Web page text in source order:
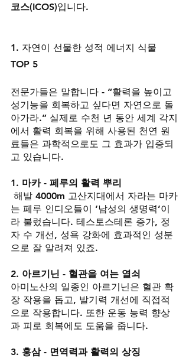
코스(ICOS)입니다.
1. 자연이 선물한 성적 에너지 식물
TOP 5
전문가들은 말합니다 - “활력을 높이고
성기능을 회복하고 싶다면 자연으로 돌
아가라.” 실제로 수천 년 동안 세계 각지
에서 활력 회복을 위해 사용된 천연 원
료들은 과학적으로도 그 효과가 입증되
고 있습니다.
1. 마카 - 페루의 활력 뿌리
는 페루 인디오들이 ‘남성의 생명력’이
라 불렀습니다. 테스토스테론 증가, 정
자 수 개선, 성욕 강화에 효과적인 성분
으로 잘 알려져 있죠.
2. 아르기닌 - 혈관을 여는 열쇠
아미노산의 일종인 아르기닌은 혈관 확
장 작용을 돕고, 발기력 개선에 직접적
으로 작용합니다. 또한 운동 능력 향상
과 피로 회복에도 도움을 줍니다.
3. 홍삼 - 면역력과 활력의 상징